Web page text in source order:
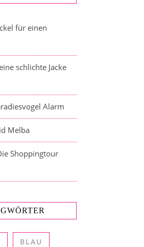
für einen
schlichte Jacke
Alarm
Melba
Shoppingtour
BLAU